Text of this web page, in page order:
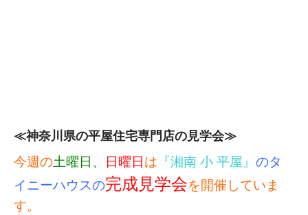
≪神奈川県の平屋住宅専門店の見学会≫
今週の土曜日、 日曜日 は 『湘南 小 平屋』 のタ
イニーハウスの完成見学会を開催していま
す。